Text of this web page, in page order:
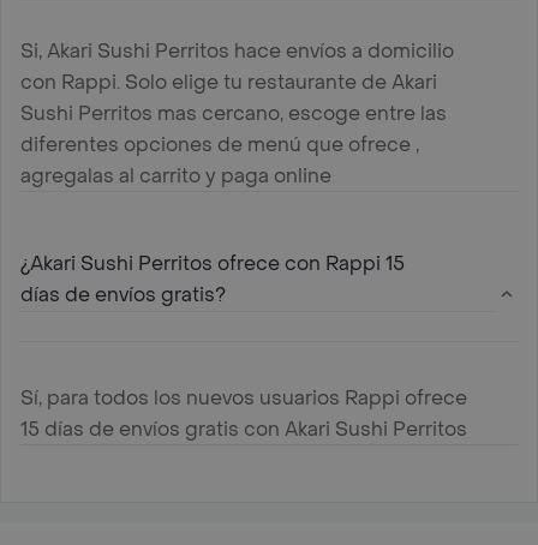
Si, Akari Sushi Perritos hace envíos a domicilio
con Rappi. Solo elige tu restaurante de Akari
Sushi Perritos mas cercano, escoge entre las
diferentes opciones de menú que ofrece ,
agregalas al carrito y paga online
¿Akari Sushi Perritos ofrece con Rappi 15
días de envíos gratis?
Sí, para todos los nuevos usuarios Rappi ofrece
15 días de envíos gratis con Akari Sushi Perritos